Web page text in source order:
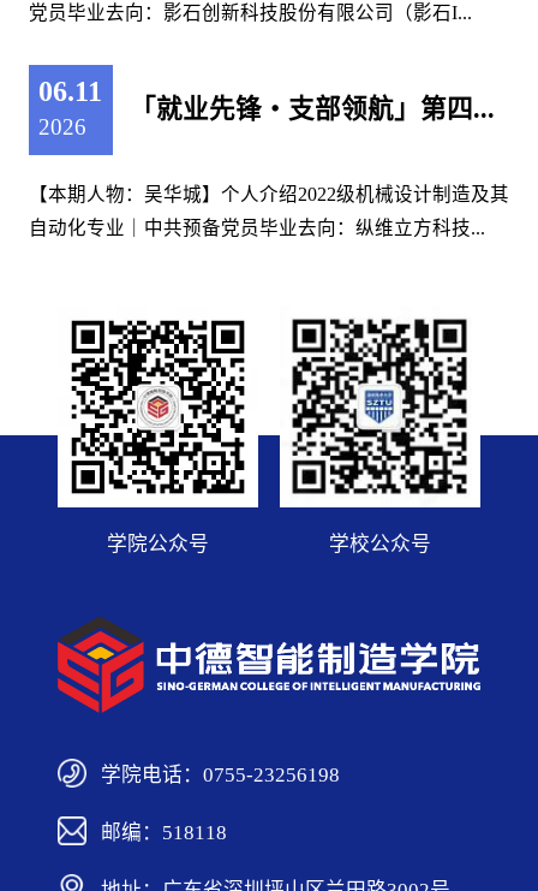
党员毕业去向：影石创新科技股份有限公司（影石I...
06.11
2026
「就业先锋・支部领航」第四...
【本期人物：吴华城】个人介绍2022级机械设计制造及其
自动化专业｜中共预备党员毕业去向：纵维立方科技...
学院公众号 学校公众号
学院电话：0755-23256198
邮编：518118